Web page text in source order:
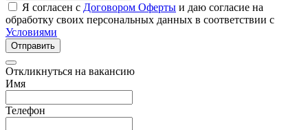
Я согласен с Договором Оферты и даю согласие на
обработку своих персональных данных в соответствии с
Условиями
Отправить
Откликнуться на вакансию
Имя
Телефон